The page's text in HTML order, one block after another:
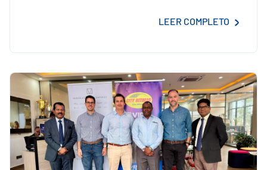
LEER COMPLETO